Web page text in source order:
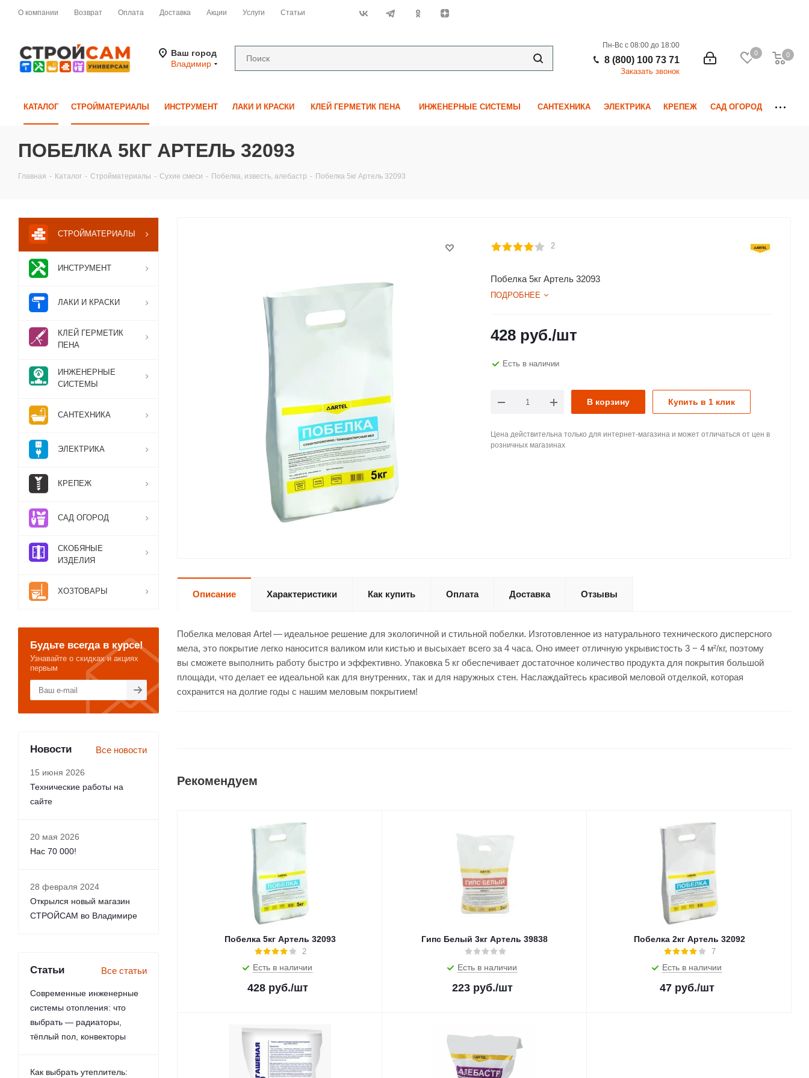
О компании Возврат Оплата Доставка Акции Услуги Статьи
Ваш город
Владимир
0 0
0
Пн-Вс с 08:00 до 18:00
8 (800) 100 73 71
Заказать звонок
КАТАЛОГ СТРОЙМАТЕРИАЛЫ ИНСТРУМЕНТ ЛАКИ И КРАСКИ КЛЕЙ ГЕРМЕТИК ПЕНА ИНЖЕНЕРНЫЕ СИСТЕМЫ САНТЕХНИКА ЭЛЕКТРИКА КРЕПЕЖ САД ОГОРОД
ПОБЕЛКА 5КГ АРТЕЛЬ 32093
Главная - Каталог - Стройматериалы - Сухие смеси - Побелка, известь, алебастр - Побелка 5кг Артель 32093
2
Побелка 5кг Артель 32093
ПОДРОБНЕЕ
428 руб./шт
Есть в наличии
В корзину Купить в 1 клик
Цена действительна только для интернет-магазина и может отличаться от цен в
розничных магазинах
Описание Характеристики Как купить Оплата Доставка Отзывы
Побелка меловая Artel — идеальное решение для экологичной и стильной побелки. Изготовленное из натурального технического дисперсного
мела, это покрытие легко наносится валиком или кистью и высыхает всего за 4 часа. Оно имеет отличную укрывистость 3 − 4 м²/кг, поэтому
вы сможете выполнить работу быстро и эффективно. Упаковка 5 кг обеспечивает достаточное количество продукта для покрытия большой
площади, что делает ее идеальной как для внутренних, так и для наружных стен. Наслаждайтесь красивой меловой отделкой, которая
сохранится на долгие годы с нашим меловым покрытием!
Рекомендуем
Побелка 5кг Артель 32093
2
Есть в наличии
428 руб./шт
Гипс Белый 3кг Артель 39838
Есть в наличии
223 руб./шт
Побелка 2кг Артель 32092
7
Есть в наличии
47 руб./шт
СТРОЙМАТЕРИАЛЫ
ИНСТРУМЕНТ
ЛАКИ И КРАСКИ
КЛЕЙ ГЕРМЕТИК
ПЕНА
ИНЖЕНЕРНЫЕ
СИСТЕМЫ
САНТЕХНИКА
ЭЛЕКТРИКА
КРЕПЕЖ
САД ОГОРОД
СКОБЯНЫЕ
ИЗДЕЛИЯ
ХОЗТОВАРЫ
Будьте всегда в курсе!
Узнавайте о скидках и акциях
первым
Новости Все новости
15 июня 2026
Технические работы на
сайте
20 мая 2026
Нас 70 000!
28 февраля 2024
Открылся новый магазин
СТРОЙСАМ во Владимире
Статьи Все статьи
Современные инженерные
системы отопления: что
выбрать — радиаторы,
тёплый пол, конвекторы
Как выбрать утеплитель: